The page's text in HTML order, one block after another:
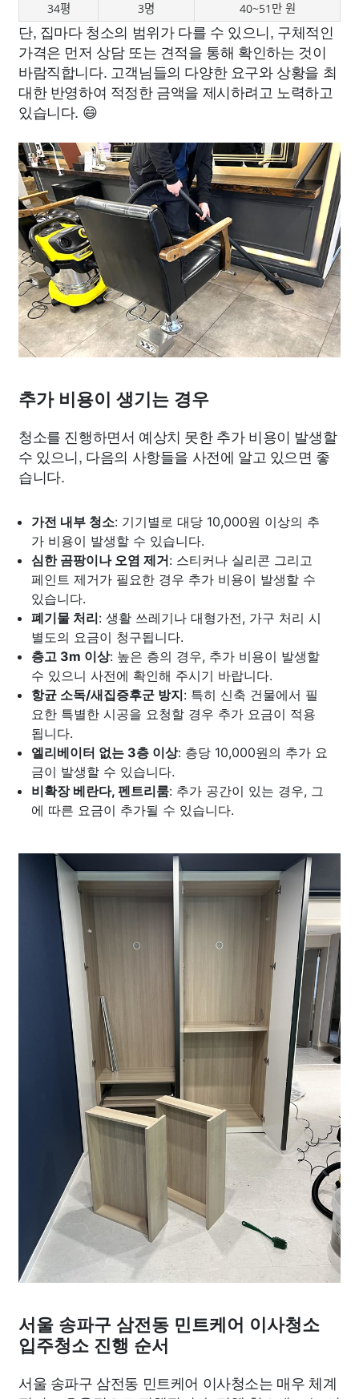
34평 3명 40~51만 원
단, 집마다 청소의 범위가 다를 수 있으니, 구체적인
가격은 먼저 상담 또는 견적을 통해 확인하는 것이
바람직합니다. 고객님들의 다양한 요구와 상황을 최
대한 반영하여 적정한 금액을 제시하려고 노력하고
있습니다. 😄
추가 비용이 생기는 경우
청소를 진행하면서 예상치 못한 추가 비용이 발생할
수 있으니, 다음의 사항들을 사전에 알고 있으면 좋
습니다.
가전 내부 청소: 기기별로 대당 10,000원 이상의 추
가 비용이 발생할 수 있습니다.
심한 곰팡이나 오염 제거: 스티커나 실리콘 그리고
페인트 제거가 필요한 경우 추가 비용이 발생할 수
있습니다.
폐기물 처리: 생활 쓰레기나 대형가전, 가구 처리 시
별도의 요금이 청구됩니다.
층고 3m 이상: 높은 층의 경우, 추가 비용이 발생할
수 있으니 사전에 확인해 주시기 바랍니다.
항균 소독/새집증후군 방지: 특히 신축 건물에서 필
요한 특별한 시공을 요청할 경우 추가 요금이 적용
됩니다.
엘리베이터 없는 3층 이상: 층당 10,000원의 추가 요
금이 발생할 수 있습니다.
비확장 베란다, 펜트리룸: 추가 공간이 있는 경우, 그
에 따른 요금이 추가될 수 있습니다.
서울 송파구 삼전동 민트케어 이사청소
입주청소 진행 순서
서울 송파구 삼전동 민트케어 이사청소는 매우 체계